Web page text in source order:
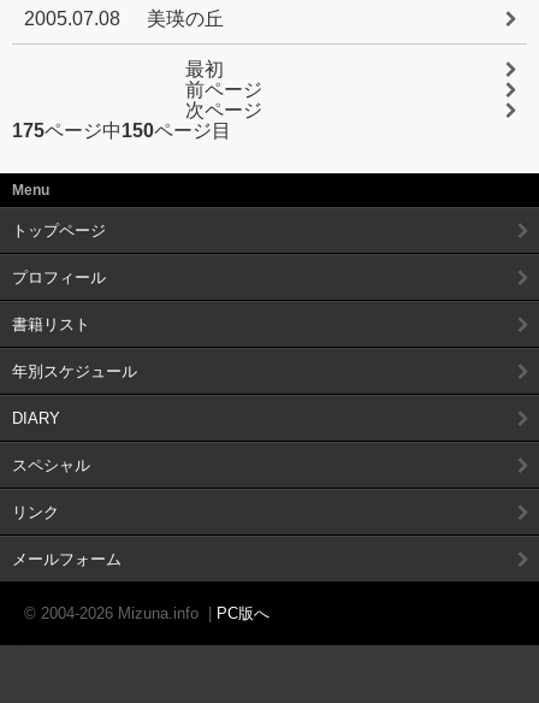
2005.07.08 美瑛の丘
最初
前ページ
次ページ
175ページ中150ページ目
Menu
トップページ
プロフィール
書籍リスト
年別スケジュール
DIARY
スペシャル
リンク
メールフォーム
© 2004-2026 Mizuna.info PC版へ